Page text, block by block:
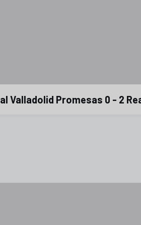
Valladolid Promesas 0 - 2